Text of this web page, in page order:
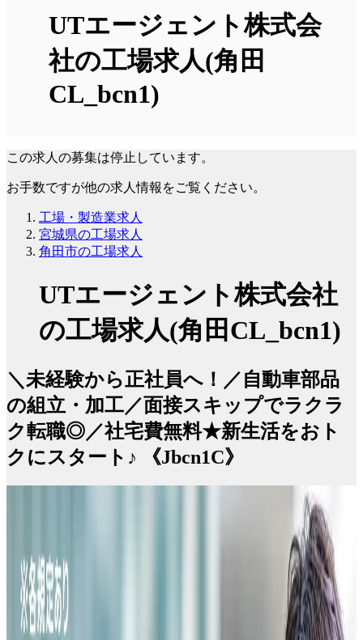
UTエージェント株式会
社の工場求人(角田
CL_bcn1)
この求人の募集は停止しています。
お手数ですが他の求人情報をご覧ください。
工場・製造業求人
宮城県の工場求人
角田市の工場求人
UTエージェント株式会社
の工場求人(角田CL_bcn1)
＼未経験から正社員へ！／自動車部品
の組立・加工／面接スキップでラクラ
ク転職◎／社宅費無料★新生活をおト
クにスタート♪ 《Jbcn1C》